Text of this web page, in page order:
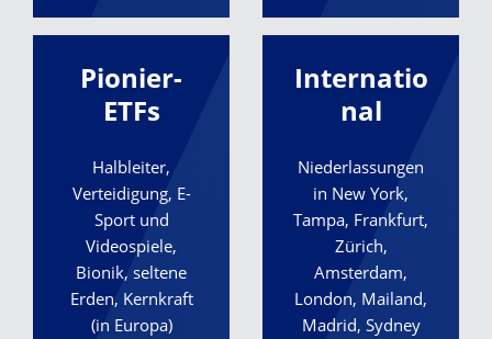
Pionier-
ETFs
Halbleiter,
Verteidigung, E-
Sport und
Videospiele,
Bionik, seltene
Erden, Kernkraft
(in Europa)
Internatio
nal
Niederlassungen
in New York,
Tampa, Frankfurt,
Zürich,
Amsterdam,
London, Mailand,
Madrid, Sydney